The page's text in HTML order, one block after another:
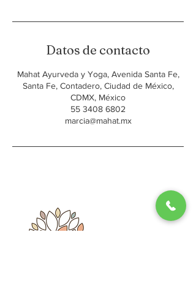
Datos de contacto
Mahat Ayurveda y Yoga, Avenida Santa Fe,
Santa Fe, Contadero, Ciudad de México,
CDMX, México
55 3408 6802
marcia@mahat.mx